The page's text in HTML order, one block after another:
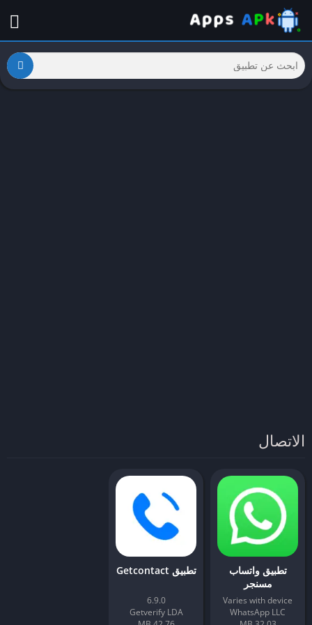
الاتصال
تطبيق واتساب
مسنجر
Varies with device
WhatsApp LLC
تطبيق Getcontact
6.9.0
Getverify LDA